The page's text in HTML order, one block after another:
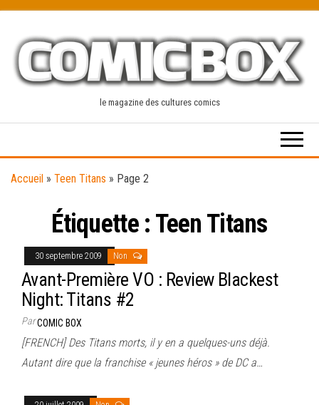
content
le magazine des cultures comics
Accueil » Teen Titans » Page 2
Étiquette : Teen Titans
30 septembre 2009 Non
Avant-Première VO : Review Blackest
Night: Titans #2
ParCOMIC BOX
[FRENCH] Des Titans morts, il y en a quelques-uns déjà.
Autant dire que la franchise « jeunes héros » de DC a…